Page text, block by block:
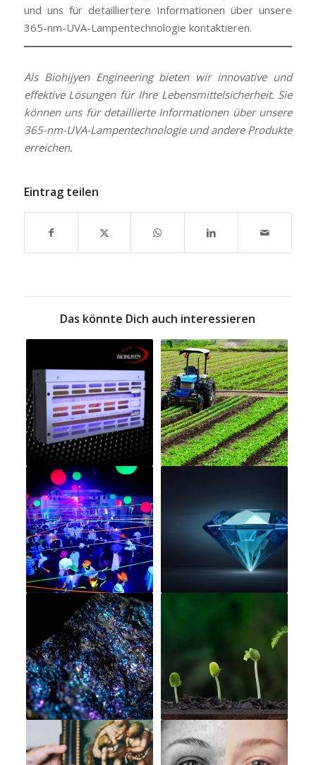
und uns für detailliertere Informationen über unsere
365-nm-UVA-Lampentechnologie kontaktieren.
Als Biohijyen Engineering bieten wir innovative und
effektive Lösungen für Ihre Lebensmittelsicherheit. Sie
können uns für detaillierte Informationen über unsere
365-nm-UVA-Lampentechnologie und andere Produkte
erreichen.
Eintrag teilen
Das könnte Dich auch interessieren